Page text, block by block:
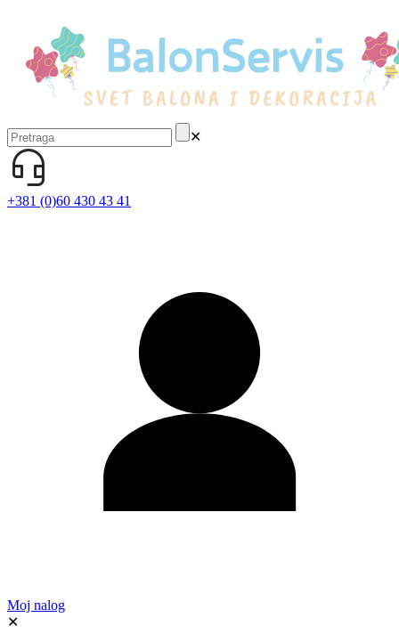
✕
+381 (0)60 430 43 41
Moj nalog
✕